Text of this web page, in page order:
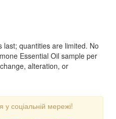
last; quantities are limited. No
Essential Oil sample per
alteration, or
у соціальній мережі!